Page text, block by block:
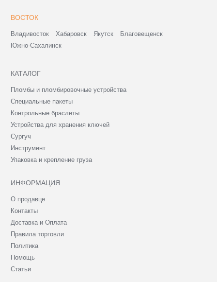
ВОСТОК
Владивосток Хабаровск Якутск
Благовещенск
Южно-Сахалинск
КАТАЛОГ
Пломбы и пломбировочные устройства
Специальные пакеты
Контрольные браслеты
Устройства для хранения ключей
Сургуч
Инструмент
Упаковка и крепление груза
ИНФОРМАЦИЯ
О продавце
Контакты
Доставка и Оплата
Правила торговли
Политика
Помощь
Статьи